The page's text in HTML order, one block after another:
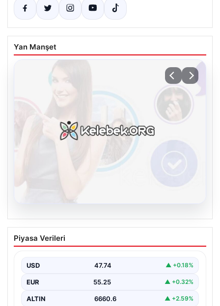
Yan Manşet
Kelebek sohbet platformu İle Dijital
İletişimin Seviyeli Adresi Ve Chat
İnternet çağında insanların güvenli bir biçimde iletişim
pek…
Piyasa Verileri
USD 47.74 ▲ +0.18%
EUR 55.25 ▲ +0.32%
ALTIN 6660.6 ▲ +2.59%